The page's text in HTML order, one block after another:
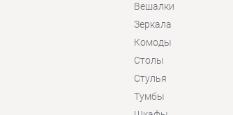
Вешалки
Зеркала
Комоды
Столы
Стулья
Тумбы